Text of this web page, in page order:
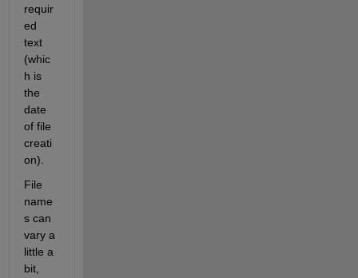
requir
ed
text
(whic
h is
the
date
of file
creati
on).
File
name
s can
vary a
little a
bit,